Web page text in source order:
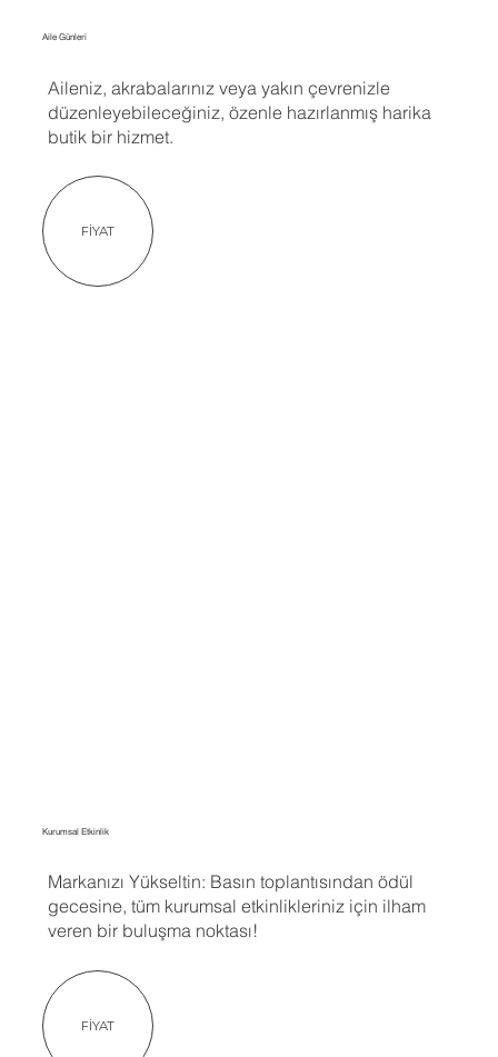
Aile Günleri
Aileniz, akrabalarınız veya yakın çevrenizle
düzenleyebileceğiniz, özenle hazırlanmış harika
butik bir hizmet.
FİYAT
Kurumsal Etkinlik
Markanızı Yükseltin: Basın toplantısından ödül
gecesine, tüm kurumsal etkinlikleriniz için ilham
veren bir buluşma noktası!
FİYAT